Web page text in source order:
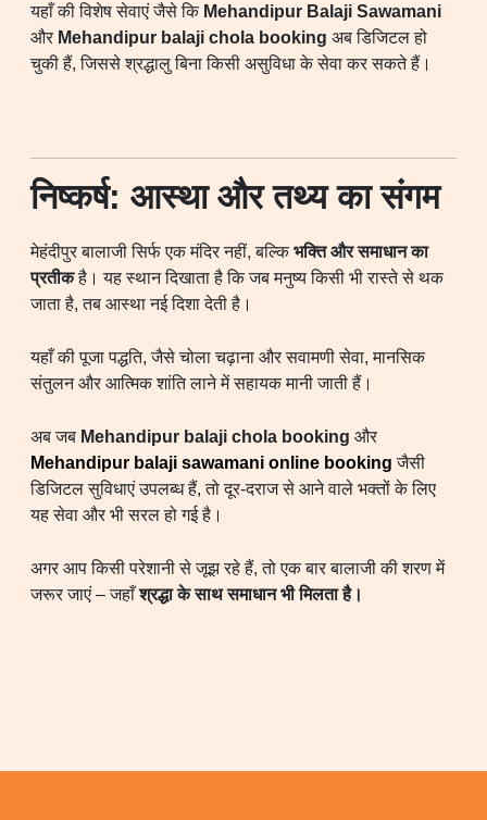
यहाँ की विशेष सेवाएं जैसे कि Mehandipur Balaji Sawamani
और Mehandipur balaji chola booking अब डिजिटल हो
चुकी हैं, जिससे श्रद्धालु बिना किसी असुविधा के सेवा कर सकते हैं।
निष्कर्ष: आस्था और तथ्य का संगम
मेहंदीपुर बालाजी सिर्फ एक मंदिर नहीं, बल्किभक्ति और समाधान का
प्रतीकहै। यह स्थान दिखाता है कि जब मनुष्य किसी भी रास्ते से थक
जाता है, तब आस्था नई दिशा देती है।
यहाँ की पूजा पद्धति, जैसे चोला चढ़ाना और सवामणी सेवा, मानसिक
संतुलन और आत्मिक शांति लाने में सहायक मानी जाती हैं।
अब जब Mehandipur balaji chola booking और
Mehandipur balaji sawamani online booking जैसी
डिजिटल सुविधाएं उपलब्ध हैं, तो दूर-दराज से आने वाले भक्तों के लिए
यह सेवा और भी सरल हो गई है।
अगर आप किसी परेशानी से जूझ रहे हैं, तो एक बार बालाजी की शरण में
जरूर जाएं – जहाँश्रद्धा के साथ समाधान भी मिलता है।